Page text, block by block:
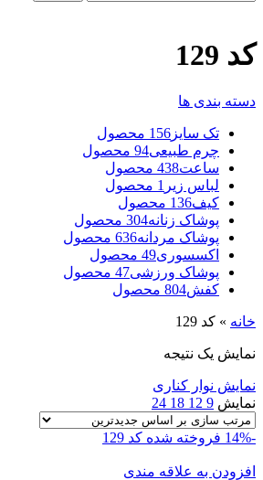
کد 129
دسته بندی ها
تک سایز 156 محصول
چرم طبیعی94 محصول
ساعت438 محصول
لباس زیر 1 محصول
کیف136 محصول
پوشاک زنانه304 محصول
پوشاک مردانه636 محصول
اکسسوری49 محصول
پوشاک ورزشی47 محصول
کفش804 محصول
خانه » کد 129
نمایش یک نتیجه
نمایش نوار کناری
نمایش 9
12
18
24
-14% فروخته شده کد 129
افزودن به علاقه مندی